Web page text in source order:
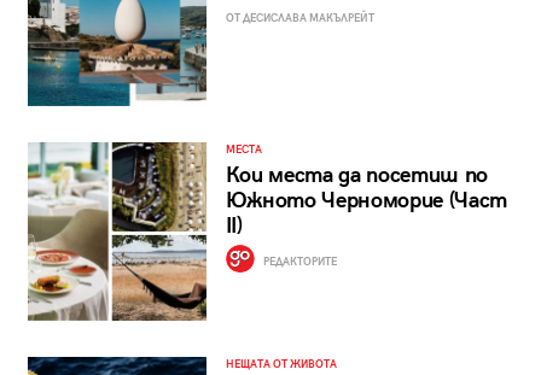
ОТ ДЕСИСЛАВА МАКЪЛРЕЙТ
МЕСТА
Кои места да посетиш по
Южното Черноморие (Част
II)
РЕДАКТОРИТЕ
НЕЩАТА ОТ ЖИВОТА